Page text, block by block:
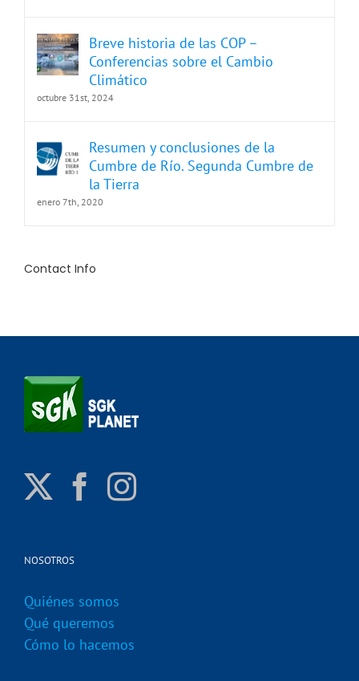
Breve historia de las COP –
Conferencias sobre el Cambio
Climático
octubre 31st, 2024
Resumen y conclusiones de la
Cumbre de Río. Segunda Cumbre de
la Tierra
enero 7th, 2020
Contact Info
NOSOTROS
Quiénes somos
Qué queremos
Cómo lo hacemos